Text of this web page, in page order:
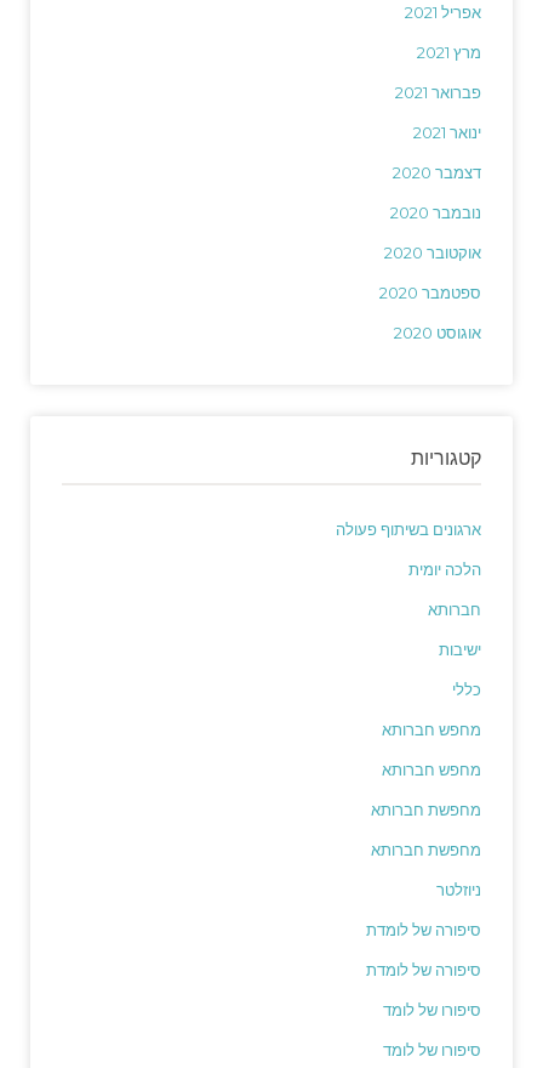
אפריל 2021
מרץ 2021
פברואר 2021
ינואר 2021
דצמבר 2020
נובמבר 2020
אוקטובר 2020
ספטמבר 2020
אוגוסט 2020
קטגוריות
ארגונים בשיתוף פעולה
הלכה יומית
חברותא
ישיבות
כללי
מחפש חברותא
מחפש חברותא
מחפשת חברותא
מחפשת חברותא
ניוזלטר
סיפורה של לומדת
סיפורה של לומדת
סיפורו של לומד
סיפורו של לומד